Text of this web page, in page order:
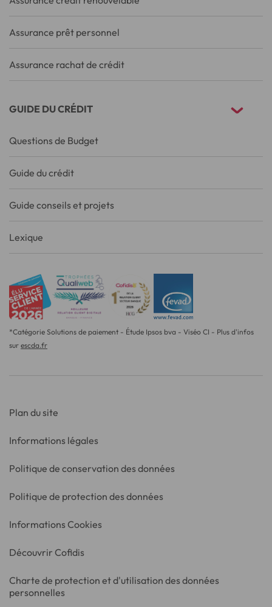
Assurance prêt personnel
Assurance rachat de crédit
GUIDE DU CRÉDIT
Questions de Budget
Guide du crédit
Guide conseils et projets
Lexique
*Catégorie Solutions de paiement - Étude Ipsos bva - Viséo CI - Plus d'infos
sur escda.fr
Plan du site
Informations légales
Politique de conservation des données
Politique de protection des données
Informations Cookies
Découvrir Cofidis
Charte de protection et d'utilisation des données
personnelles